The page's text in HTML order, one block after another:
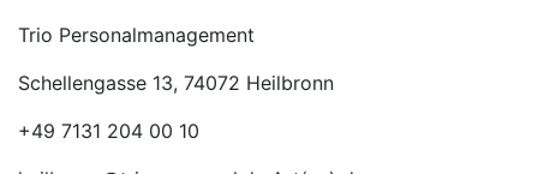
Trio Personalmanagement
Schellengasse 13, 74072 Heilbronn
+49 7131 204 00 10